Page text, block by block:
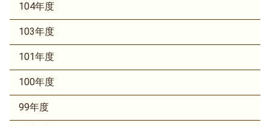
104年度
103年度
101年度
100年度
99年度